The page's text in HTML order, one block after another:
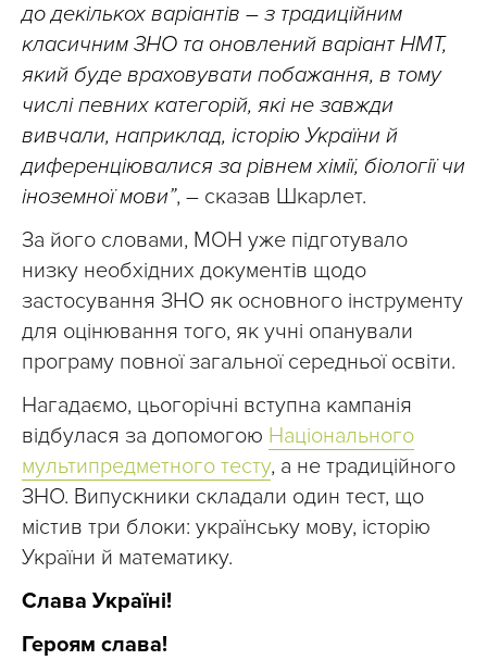
до декількох варіантів – з традиційним
класичним ЗНО та оновлений варіант НМТ,
який буде враховувати побажання, в тому
числі певних категорій, які не завжди
вивчали, наприклад, історію України й
диференціювалися за рівнем хімії, біології чи
іноземної мови”, – сказав Шкарлет.
За його словами, МОН уже підготувало
низку необхідних документів щодо
застосування ЗНО як основного інструменту
для оцінювання того, як учні опанували
програму повної загальної середньої освіти.
Нагадаємо, цьогорічні вступна кампанія
відбулася за допомогою Національного
мультипредметного тесту, а не традиційного
ЗНО. Випускники складали один тест, що
містив три блоки: українську мову, історію
України й математику.
Слава Україні!
Героям слава!